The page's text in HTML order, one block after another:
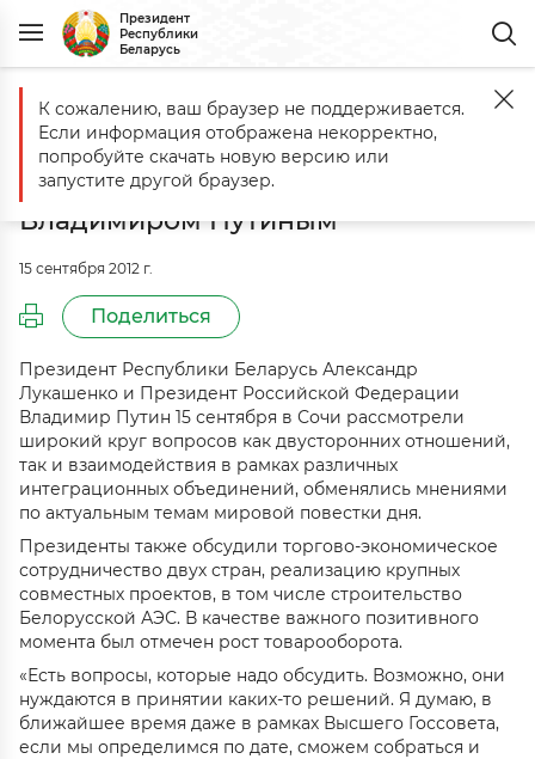
Президент
Республики
Беларусь
Главная События Александр Лукашенко встретился в Сочи с
Александр Лукашенко встретился
в Сочи с Президентом России
Владимиром Путиным
15 сентября 2012 г.
Поделиться
Президент Республики Беларусь Александр
Лукашенко и Президент Российской Федерации
Владимир Путин 15 сентября в Сочи рассмотрели
широкий круг вопросов как двусторонних отношений,
так и взаимодействия в рамках различных
интеграционных объединений, обменялись мнениями
по актуальным темам мировой повестки дня.
Президенты также обсудили торгово-экономическое
сотрудничество двух стран, реализацию крупных
совместных проектов, в том числе строительство
Белорусской АЭС. В качестве важного позитивного
момента был отмечен рост товарооборота.
«Есть вопросы, которые надо обсудить. Возможно, они
нуждаются в принятии каких-то решений. Я думаю, в
ближайшее время даже в рамках Высшего Госсовета,
если мы определимся по дате, сможем собраться и
К сожалению, ваш браузер не поддерживается.
Если информация отображена некорректно,
попробуйте скачать новую версию или
запустите другой браузер.